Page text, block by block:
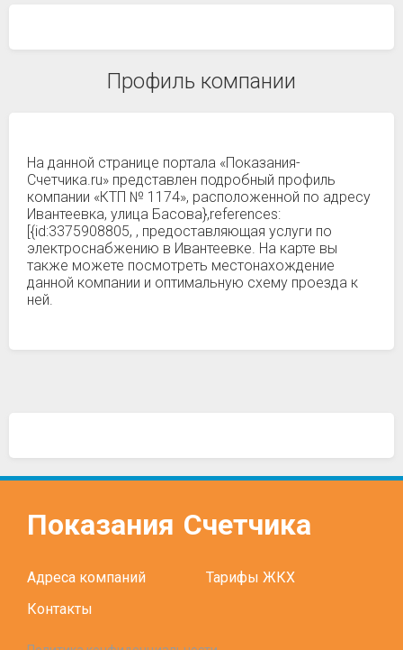
Профиль компании
На данной странице портала «Показания-
Счетчика.ru» представлен подробный профиль
компании «КТП № 1174», расположенной по адресу
Ивантеевка, улица Басова},references:
[{id:3375908805, , предоставляющая услуги по
электроснабжению в Ивантеевке. На карте вы
также можете посмотреть местонахождение
данной компании и оптимальную схему проезда к
ней.
Показания Счетчика
Адреса компаний
Тарифы ЖКХ
Контакты